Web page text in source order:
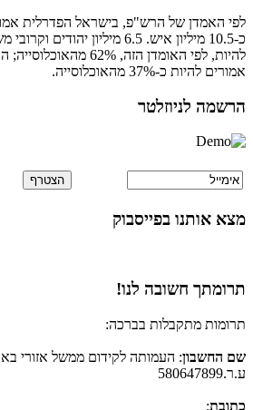
לפי האמדן של הרש"פ, בישראל הפדרלית
כ-10.5 מיליון איש. 6.5 מיליון
להיות, לפי האומדן הזה,
אמורים להיות כ-37% מהאוכלוסייה.
הרשמה לניוזלטר
מצא אותנו בפייסבוק
תרומתך חשובה לנו!
תרומות מתקבלות בברכה:
שם החשבון: העמותה לקידום ממשל אזורי
ע.ר.580647899
כתובת: